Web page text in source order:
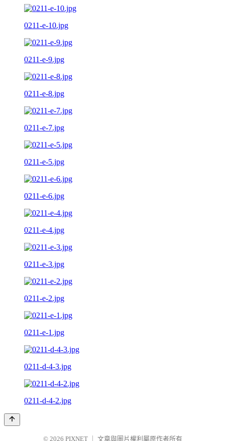
0211-e-10.jpg
0211-e-9.jpg
0211-e-8.jpg
0211-e-7.jpg
0211-e-5.jpg
0211-e-6.jpg
0211-e-4.jpg
0211-e-3.jpg
0211-e-2.jpg
0211-e-1.jpg
0211-d-4-3.jpg
0211-d-4-2.jpg
© 2026 PIXNET 文章與圖片權利屬原作者所有